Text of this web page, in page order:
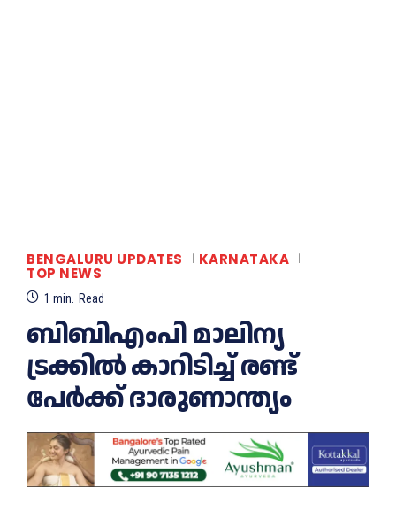
BENGALURU UPDATES KARNATAKA
TOP NEWS
1 min. Read
ബിബിഎംപി മാലിന്യ
ട്രക്കിൽ കാറിടിച്ച് രണ്ട്
പേർക്ക് ദാരുണാന്ത്യം